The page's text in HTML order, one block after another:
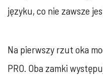
języku, co nie zawsze
Na pierwszy rzut oka
PRO. Oba zamki